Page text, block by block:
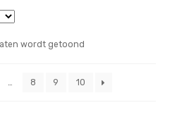
wordt getoondGesorteerd
8 9 10